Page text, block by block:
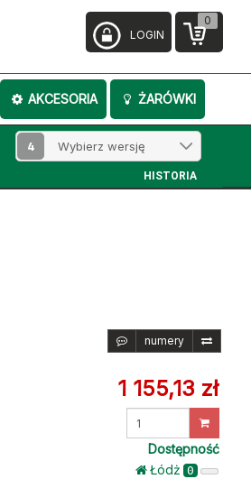
AKCESORIA ŻARÓWKI
0
LOGIN
4
HISTORIA
numery
1 155,13 zł
Dostępność
Łódż 0